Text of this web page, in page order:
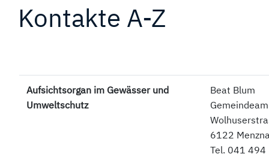
Inhalt
Kontakte A-Z
Aufsichtsorgan im Gewässer und
Umweltschutz
Beat Blum
6122
Tel. 041